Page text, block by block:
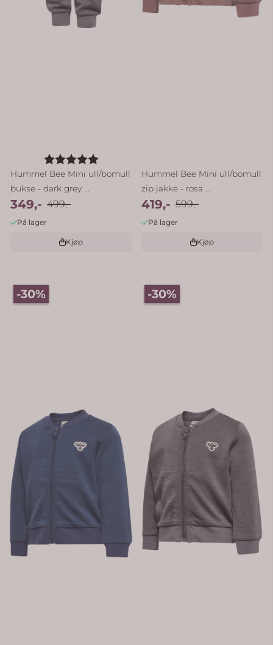
Karakter: 5.0 av 5 mulige
Hummel Bee Mini ull/bomull
bukse - dark grey ...
349,- 499,-
På lager
Kjøp
Hummel Bee Mini ull/bomull
zip jakke - rosa ...
419,- 599,-
På lager
Kjøp
-30% -30%